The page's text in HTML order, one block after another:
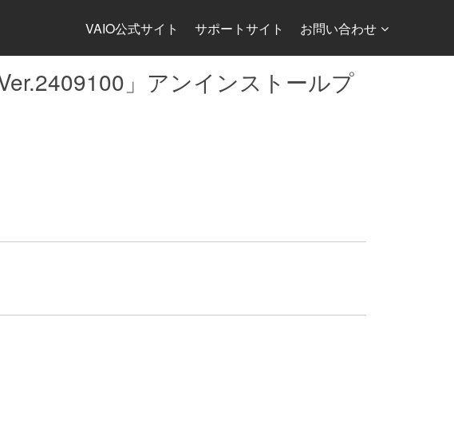
VAIO公式サイト サポートサイト お問い合わせ
」アンインストールプ